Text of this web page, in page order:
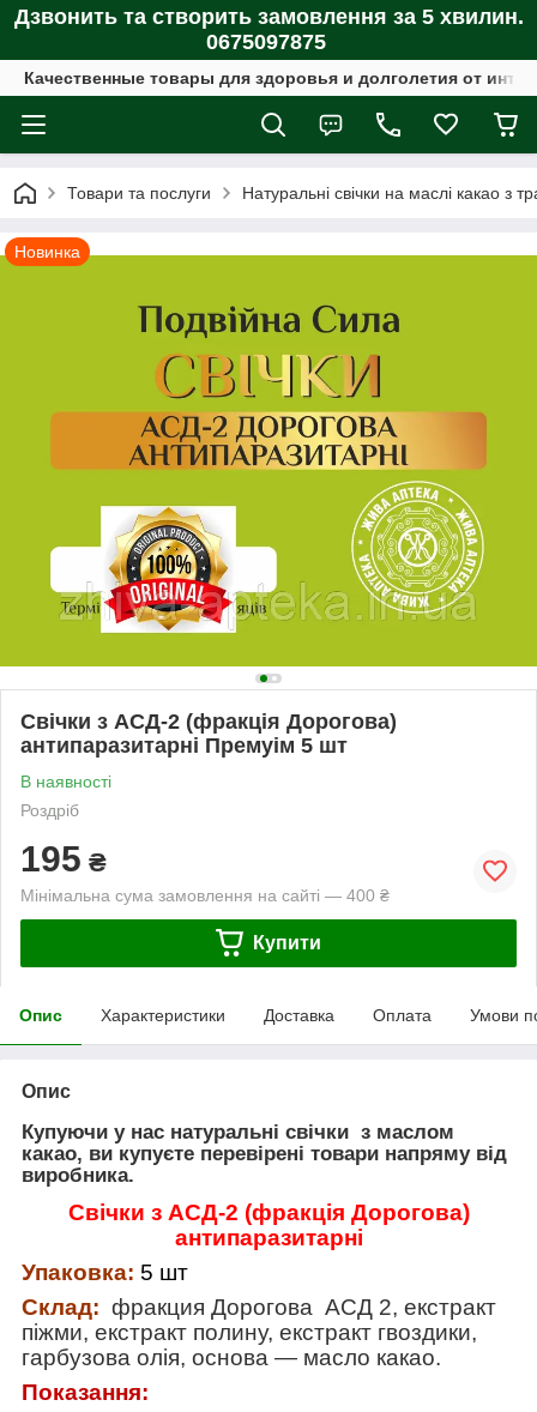
Дзвонить та створить замовлення за 5 хвилин.
0675097875
Качественные товары для здоровья и долголетия от
Товари та послуги Натуральні свічки на маслі какао з
Новинка
Свічки з АСД-2 (фракція Дорогова)
антипаразитарні Премуім 5 шт
В наявності
Роздріб
195 ₴
Мінімальна сума замовлення на сайті — 400 ₴
Купити
Опис Характеристики Доставка Оплата Умови
Опис
Купуючи у нас натуральні свічки з маслом
какао, ви купуєте перевірені товари напряму від
виробника.
Свічки зАСД-2 (фракція Дорогова)
антипаразитарні
Упаковка: 5 шт
Склад: фракция Дорогова АСД 2, екстракт
піжми, екстракт полину, екстракт гвоздики,
гарбузова олія, основа ― масло какао.
Показання: